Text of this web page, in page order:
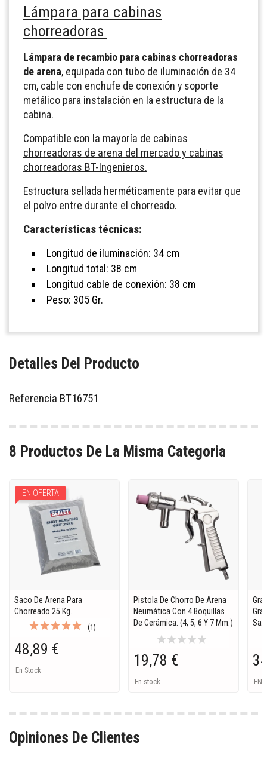
Lámpara para cabinas
chorreadoras
Lámpara de recambio para cabinas chorreadoras
de arena, equipada con tubo de iluminación de 34
cm, cable con enchufe de conexión y soporte
metálico para instalación en la estructura de la
cabina.
Compatible con la mayoría de cabinas
chorreadoras de arena del mercado y cabinas
chorreadoras BT-Ingenieros.
Estructura sellada herméticamente para evitar que
el polvo entre durante el chorreado.
Características técnicas:
Longitud de iluminación: 34 cm
Longitud total: 38 cm
Longitud cable de conexión: 38 cm
Peso: 305 Gr.
Detalles Del Producto
Referencia BT16751
8 Productos De La Misma Categoria
Saco De Arena Para
Chorreado 25 Kg.
(1)
48,89 €
En Stock
¡EN OFERTA!
Pistola De Chorro De Arena
Neumática Con 4 Boquillas
De Cerámica. (4, 5, 6 Y 7 Mm.)
starstarstarstarstar
19,78 €
En stock EN
Opiniones De Clientes